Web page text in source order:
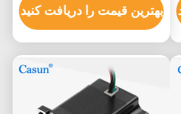
دقیق
بهترین قیمت را دریافت کنید